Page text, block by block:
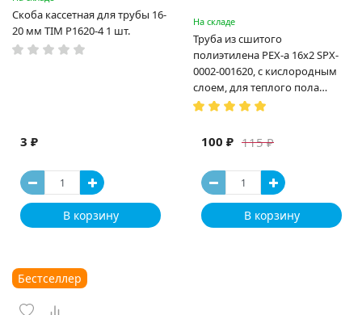
Скоба кассетная для трубы 16-
20 мм TIM P1620-4 1 шт.
3 ₽
В корзину
На складе
Труба из сшитого
полиэтилена PEX-a 16х2 SPX-
0002-001620, с кислородным
слоем, для теплого пола
(Испания)
115 ₽
100 ₽
В корзину
Бестселлер